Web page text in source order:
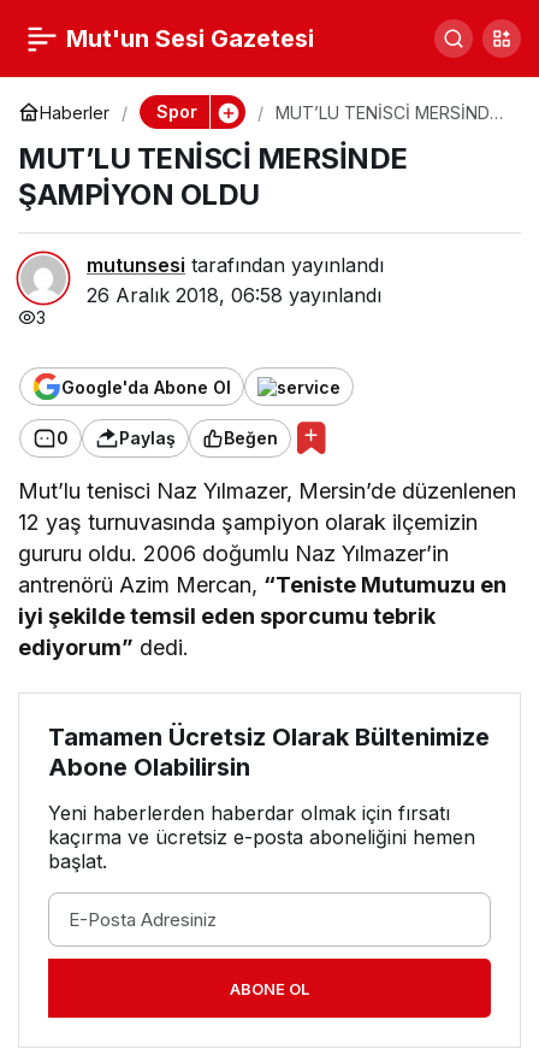
Mut'un Sesi Gazetesi
Haberler Spor
MUT’LU TENİSCİ MERSİNDE
MUT’LU TENİSCİ MERSİNDE
ŞAMPİYON OLDU
mutunsesi tarafından yayınlandı
26 Aralık 2018, 06:58 yayınlandı
3
Google'da Abone Ol
0 Paylaş Beğen
Mut’lu tenisci Naz Yılmazer, Mersin’de düzenlenen
12 yaş turnuvasında şampiyon olarak ilçemizin
gururu oldu. 2006 doğumlu Naz Yılmazer’in
antrenörü Azim Mercan, “Teniste Mutumuzu en
iyi şekilde temsil eden sporcumu tebrik
ediyorum” dedi.
Tamamen Ücretsiz Olarak Bültenimize
Abone Olabilirsin
Yeni haberlerden haberdar olmak için fırsatı
kaçırma ve ücretsiz e-posta aboneliğini hemen
başlat.
ABONE OL
Derbide Gülen Taraf
MESKİSPOR
0 Paylaş